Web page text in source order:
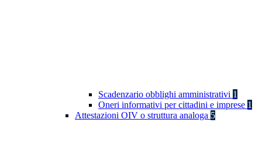
Scadenzario obblighi amministrativi 1
Oneri informativi per cittadini e imprese 1
Attestazioni OIV o struttura analoga 5